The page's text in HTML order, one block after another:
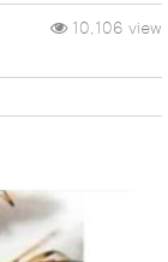
10,106 view